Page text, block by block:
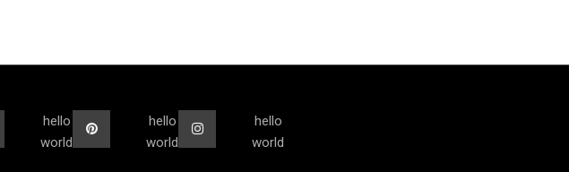
hello
world
hello
world
hello
world